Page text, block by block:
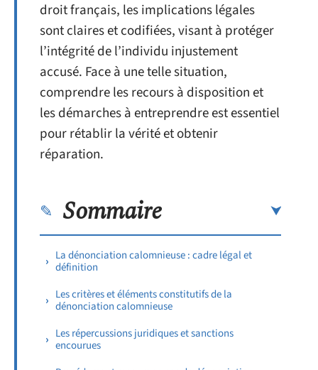
droit français, les implications légales
sont claires et codifiées, visant à protéger
l’intégrité de l’individu injustement
accusé. Face à une telle situation,
comprendre les recours à disposition et
les démarches à entreprendre est essentiel
pour rétablir la vérité et obtenir
réparation.
Sommaire
La dénonciation calomnieuse : cadre légal et
définition
Les critères et éléments constitutifs de la
dénonciation calomnieuse
Les répercussions juridiques et sanctions
encourues